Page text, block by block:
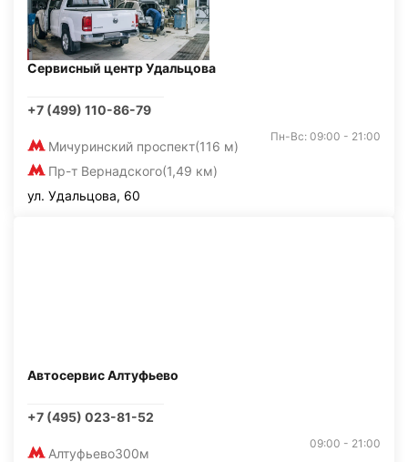
Сервисный центр Удальцова
+7 (499) 110-86-79
Мичуринский проспект(116 м)
Пр-т Вернадского(1,49 км)
Пн-Вс: 09:00 - 21:00
ул. Удальцова, 60
Автосервис Алтуфьево
+7 (495) 023-81-52
Алтуфьево300м
09:00 - 21:00